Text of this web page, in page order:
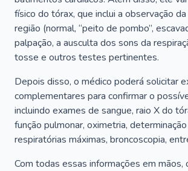
físico do tórax, que inclui a observação
região (normal, “peito de pombo”,
palpação, a ausculta dos sons da
tosse e outros testes pertinentes.
Depois disso, o médico poderá solicitar
complementares para confirmar o
incluindo exames de sangue, raio X do
função pulmonar, oximetria,
respiratórias máximas, broncoscopia,
Com todas essas informações em mãos,